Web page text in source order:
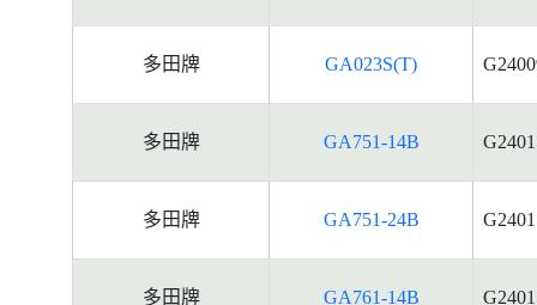
多田牌 GA023S(T)
多田牌 GA751-14B
多田牌 GA751-24B
多田牌 GA761-14B